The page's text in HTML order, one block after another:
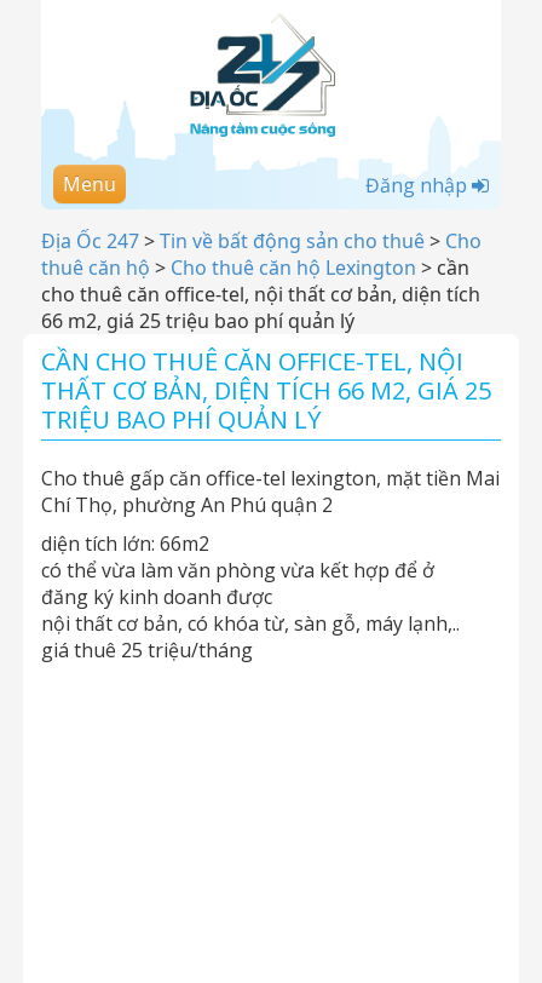
Menu Đăng nhập
Địa Ốc 247>Tin về bất động sản cho thuê> Cho
thuê căn hộ > Cho thuê căn hộ Lexington > cần
cho thuê căn office-tel, nội thất cơ bản, diện tích
66 m2, giá 25 triệu bao phí quản lý
CẦN CHO THUÊ CĂN OFFICE-TEL, NỘI
THẤT CƠ BẢN, DIỆN TÍCH 66 M2, GIÁ 25
TRIỆU BAO PHÍ QUẢN LÝ
Cho thuê gấp căn office-tel lexington, mặt tiền Mai
Chí Thọ, phường An Phú quận 2
diện tích lớn: 66m2
có thể vừa làm văn phòng vừa kết hợp để ở
đăng ký kinh doanh được
nội thất cơ bản, có khóa từ, sàn gỗ, máy lạnh,..
giá thuê 25 triệu/tháng